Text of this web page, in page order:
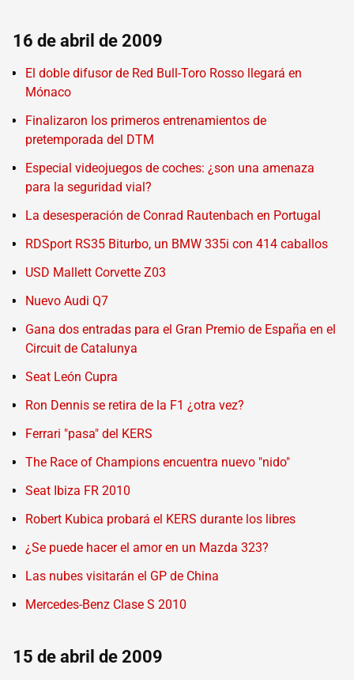
16 de abril de 2009
El doble difusor de Red Bull-Toro Rosso llegará en
Mónaco
Finalizaron los primeros entrenamientos de
pretemporada del DTM
Especial videojuegos de coches: ¿son una amenaza
para la seguridad vial?
La desesperación de Conrad Rautenbach en Portugal
RDSport RS35 Biturbo, un BMW 335i con 414 caballos
USD Mallett Corvette Z03
Nuevo Audi Q7
Gana dos entradas para el Gran Premio de España en el
Circuit de Catalunya
Seat León Cupra
Ron Dennis se retira de la F1 ¿otra vez?
Ferrari "pasa" del KERS
The Race of Champions encuentra nuevo "nido"
Seat Ibiza FR 2010
Robert Kubica probará el KERS durante los libres
¿Se puede hacer el amor en un Mazda 323?
Las nubes visitarán el GP de China
Mercedes-Benz Clase S 2010
15 de abril de 2009